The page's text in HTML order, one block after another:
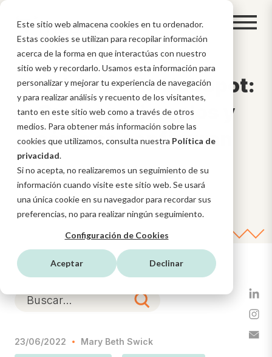
Este sitio web almacena cookies en tu ordenador.
Estas cookies se utilizan para recopilar información
acerca de la forma en que interactúas con nuestro
sitio web y recordarlo. Usamos esta información para
personalizar y mejorar tu experiencia de navegación
y para realizar análisis y recuento de los visitantes,
tanto en este sitio web como a través de otros
medios. Para obtener más información sobre las
cookies que utilizamos, consulta nuestra Política de
privacidad.
Si no acepta, no realizaremos un seguimiento de su
información cuando visite este sitio web. Se usará
una única cookie en su navegador para recordar sus
preferencias, no para realizar ningún seguimiento.
Configuración de Cookies
Aceptar Declinar
Workflows de HubSpot:
Qué son, ejemplos y
cómo se configuran
23/06/2022 Mary Beth Swick